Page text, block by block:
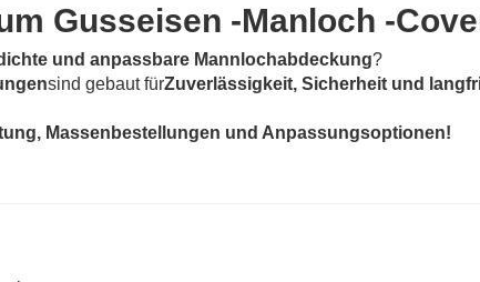
Gusseisen -Manloch -
und anpassbare Mannlochabdeckung?
sind gebaut fürZuverlässigkeit, Sicherheit und
Massenbestellungen und Anpassungsoptionen!